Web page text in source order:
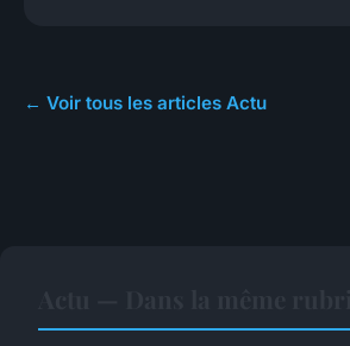
← Voir tous les articles Actu